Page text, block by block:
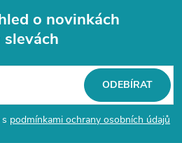
o novinkách
slevách
podmínkami ochrany osobních údajů
ODEBÍRAT